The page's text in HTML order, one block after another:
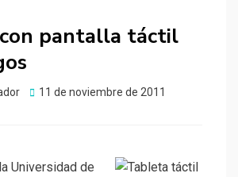
pantalla táctil
Publicado
11 de noviembre de 2011
Universidad de